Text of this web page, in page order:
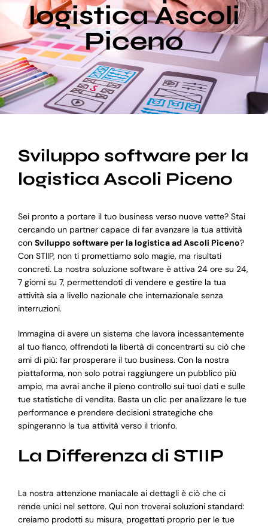
Blog
Supporto
logistica Ascoli
Piceno
Sviluppo software per la
logistica Ascoli Piceno
Sei pronto a portare il tuo business verso nuove vette? Stai
cercando un partner capace di far avanzare la tua attività
con Sviluppo software per la logistica ad Ascoli Piceno?
Con STIIP, non ti promettiamo solo magie, ma risultati
concreti. La nostra soluzione software è attiva 24 ore su 24,
7 giorni su 7, permettendoti di vendere e gestire la tua
attività sia a livello nazionale che internazionale senza
interruzioni.
Immagina di avere un sistema che lavora incessantemente
al tuo fianco, offrendoti la libertà di concentrarti su ciò che
ami di più: far prosperare il tuo business. Con la nostra
piattaforma, non solo potrai raggiungere un pubblico più
ampio, ma avrai anche il pieno controllo sui tuoi dati e sulle
tue statistiche di vendita. Basta un clic per analizzare le tue
performance e prendere decisioni strategiche che
spingeranno la tua attività verso il trionfo.
La Differenza di STIIP
La nostra attenzione maniacale ai dettagli è ciò che ci
rende unici nel settore. Qui non troverai soluzioni standard:
creiamo prodotti su misura, progettati proprio per le tue